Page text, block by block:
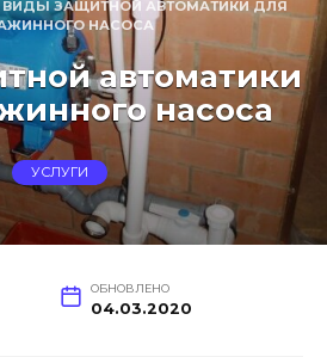
ВИДЫ ЗАЩИТНОЙ АВТОМАТИКИ ДЛЯ
НАСОСА
автоматики
насоса
УСЛУГИ
ОБНОВЛЕНО
04.03.2020